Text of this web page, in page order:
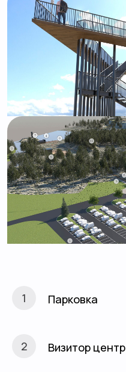
Парковка
Визитор центр